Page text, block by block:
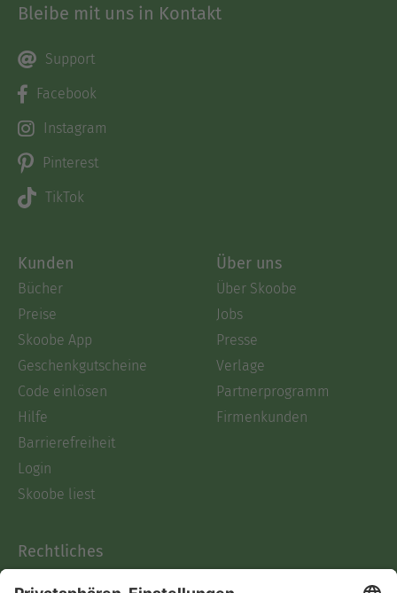
Bleibe mit uns in Kontakt
Support
Facebook
Instagram
Pinterest
TikTok
Kunden
Bücher
Preise
Skoobe App
Geschenkgutscheine
Code einlösen
Hilfe
Barrierefreiheit
Login
Skoobe liest
Über uns
Über Skoobe
Jobs
Presse
Verlage
Partnerprogramm
Firmenkunden
Rechtliches